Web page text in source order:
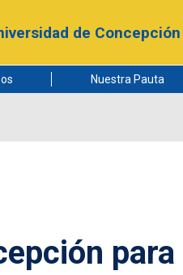
de Concepción
Nuestra Pauta
para